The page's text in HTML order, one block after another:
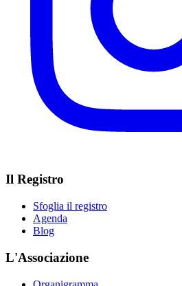
Il Registro
Sfoglia il registro
Agenda
Blog
L'Associazione